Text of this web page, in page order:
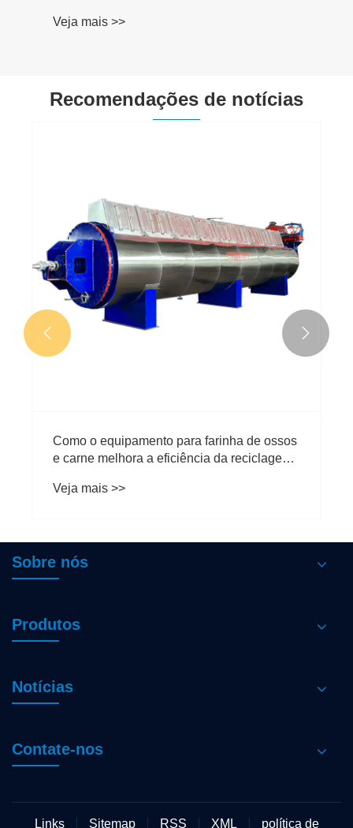
Veja mais >>
Recomendações de notícias
Como o equipamento para farinha de ossos
e carne melhora a eficiência da reciclagem
Veja mais >>
 
Sobre nós
Produtos
Notícias
Contate-nos
Links Sitemap RSS XML política de